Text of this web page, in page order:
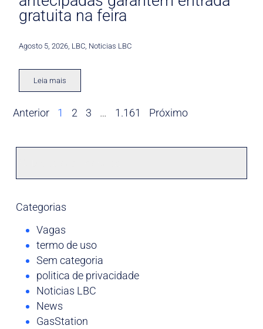
gratuita na feira
Agosto 5, 2026 LBC Noticias LBC
Leia mais
Anterior 1 2 3 … 1.161 Próximo
Categorias
Vagas
termo de uso
Sem categoria
politica de privacidade
Noticias LBC
News
GasStation